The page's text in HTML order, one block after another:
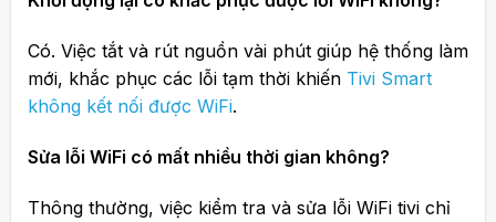
Có. Việc tắt và rút nguồn vài phút giúp hệ thống làm
mới, khắc phục các lỗi tạm thời khiến Tivi Smart
không kết nối được WiFi.
Sửa lỗi WiFi có mất nhiều thời gian không?
Thông thường, việc kiểm tra và sửa lỗi WiFi tivi chỉ